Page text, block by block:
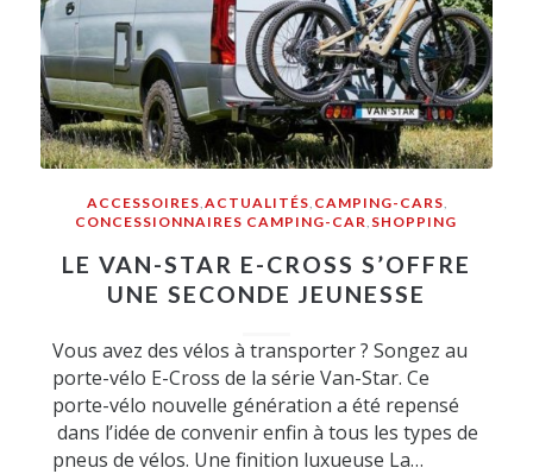
ACCESSOIRES ACTUALITÉS CAMPING-CARS
CONCESSIONNAIRES CAMPING-CAR SHOPPING
LE VAN-STAR E-CROSS S’OFFRE
UNE SECONDE JEUNESSE
Vous avez des vélos à transporter ? Songez au
porte-vélo E-Cross de la série Van-Star. Ce
porte-vélo nouvelle génération a été repensé
dans l’idée de convenir enfin à tous les types de
pneus de vélos. Une finition luxueuse La…